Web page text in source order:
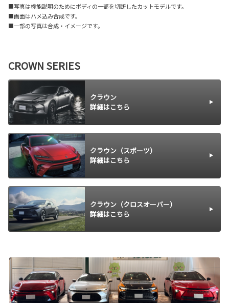
■写真は機能説明のためにボディの一部を切断したカットモデルです。
■画面はハメ込み合成です。
■一部の写真は合成・イメージです。
CROWN SERIES
クラウン
詳細はこちら
クラウン（スポーツ）
詳細はこちら
クラウン（クロスオーバー）
詳細はこちら